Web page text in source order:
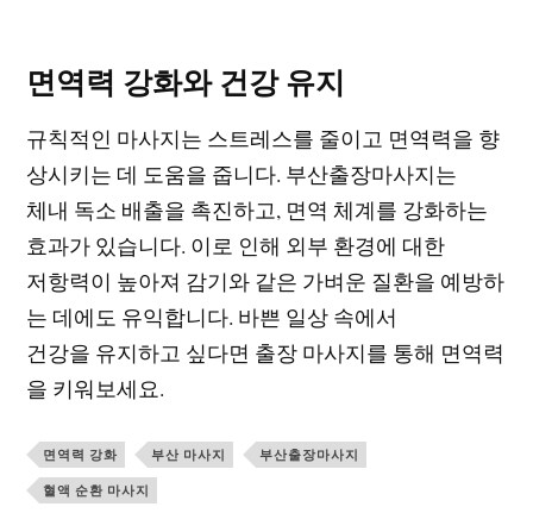
면역력 강화와 건강 유지
규칙적인 마사지는 스트레스를 줄이고 면역력을 향
상시키는 데 도움을 줍니다. 부산출장마사지는
체내 독소 배출을 촉진하고, 면역 체계를 강화하는
효과가 있습니다. 이로 인해 외부 환경에 대한
저항력이 높아져 감기와 같은 가벼운 질환을 예방하
는 데에도 유익합니다. 바쁜 일상 속에서
건강을 유지하고 싶다면 출장 마사지를 통해 면역력
을 키워보세요.
면역력 강화 부산 마사지 부산출장마사지
혈액 순환 마사지